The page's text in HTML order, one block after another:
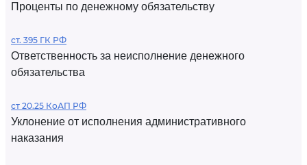
Проценты по денежному обязательству
ст. 395 ГК РФ
Ответственность за неисполнение денежного
обязательства
ст 20.25 КоАП РФ
Уклонение от исполнения административного
наказания